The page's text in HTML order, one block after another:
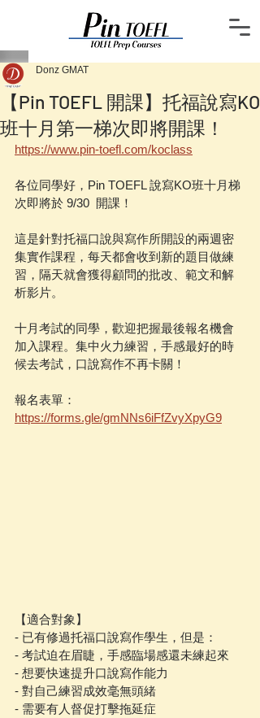
【Pin TOEFL 開課】托福說寫KO
班十月第一梯次即將開課！
Donz GMAT
https://www.pin-toefl.com/koclass
各位同學好，Pin TOEFL 說寫KO班十月梯
次即將於 9/30  開課！
這是針對托福口說與寫作所開設的兩週密
集實作課程，每天都會收到新的題目做練
習，隔天就會獲得顧問的批改、範文和解
析影片。
十月考試的同學，歡迎把握最後報名機會
加入課程。集中火力練習，手感最好的時
候去考試，口說寫作不再卡關！
報名表單：
https://forms.gle/gmNNs6iFfZvyXpyG9
【適合對象】
- 已有修過托福口說寫作學生，但是：
- 考試迫在眉睫，手感臨場感還未練起來
- 想要快速提升口說寫作能力
- 對自己練習成效毫無頭緒
- 需要有人督促打擊拖延症